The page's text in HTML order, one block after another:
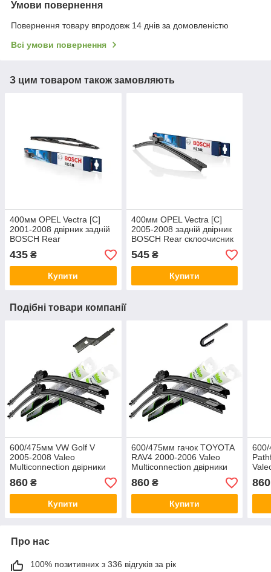
Умови повернення
Повернення товару впродовж 14 днів за домовленістю
Всі умови повернення
З цим товаром також замовляють
400мм OPEL Vectra [C]
2001-2008 двірник задній
BOSCH Rear
435 ₴
Купити
400мм OPEL Vectra [C]
2005-2008 задній двірник
BOSCH Rear склоочисник
545₴
Купити
Подібні товари компанії
600/475мм VW Golf V
2005-2008 Valeo
Multiconnection двірники
860 ₴
Купити
600/475мм гачок TOYOTA
RAV4 2000-2006 Valeo
Multiconnection двірники
860₴
Купити
600/
860
Про нас
100% позитивних з 336 відгуків за рік